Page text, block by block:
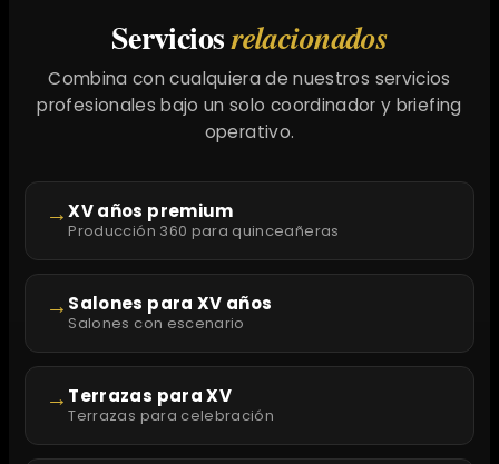
Serviciosrelacionados
Combina con cualquiera de nuestros servicios
profesionales bajo un solo coordinador y briefing
operativo.
→XV años premium
Producción 360 para quinceañeras
→ Salones para XV años
Salones con escenario
→ Terrazas para XV
Terrazas para celebración